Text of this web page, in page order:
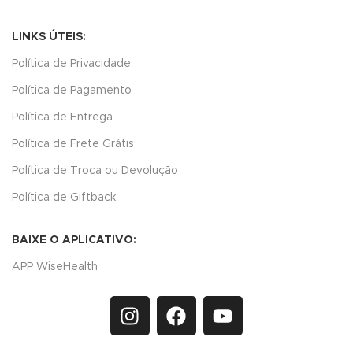
LINKS ÚTEIS:
Política de Privacidade
Política de Pagamento
Política de Entrega
Política de Frete Grátis
Política de Troca ou Devolução
Política de Giftback
BAIXE O APLICATIVO:
APP WiseHealth